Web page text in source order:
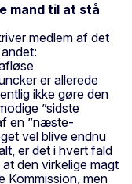
mand til at stå
medlem af det
er allerede
ikke gøre den
”sidste
en ”næste-
vel blive endnu
er det i hvert fald
den virkelige magt
Kommission, men